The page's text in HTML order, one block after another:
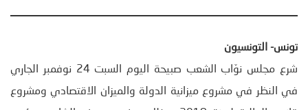
تونس- التونسيون
شرع مجلس نوّاب الشعب صبيحة اليوم السبت 24 نوفمبر الجاري
في النظر في مشروع ميزانية الدولة والميزان الاقتصادي ومشروع